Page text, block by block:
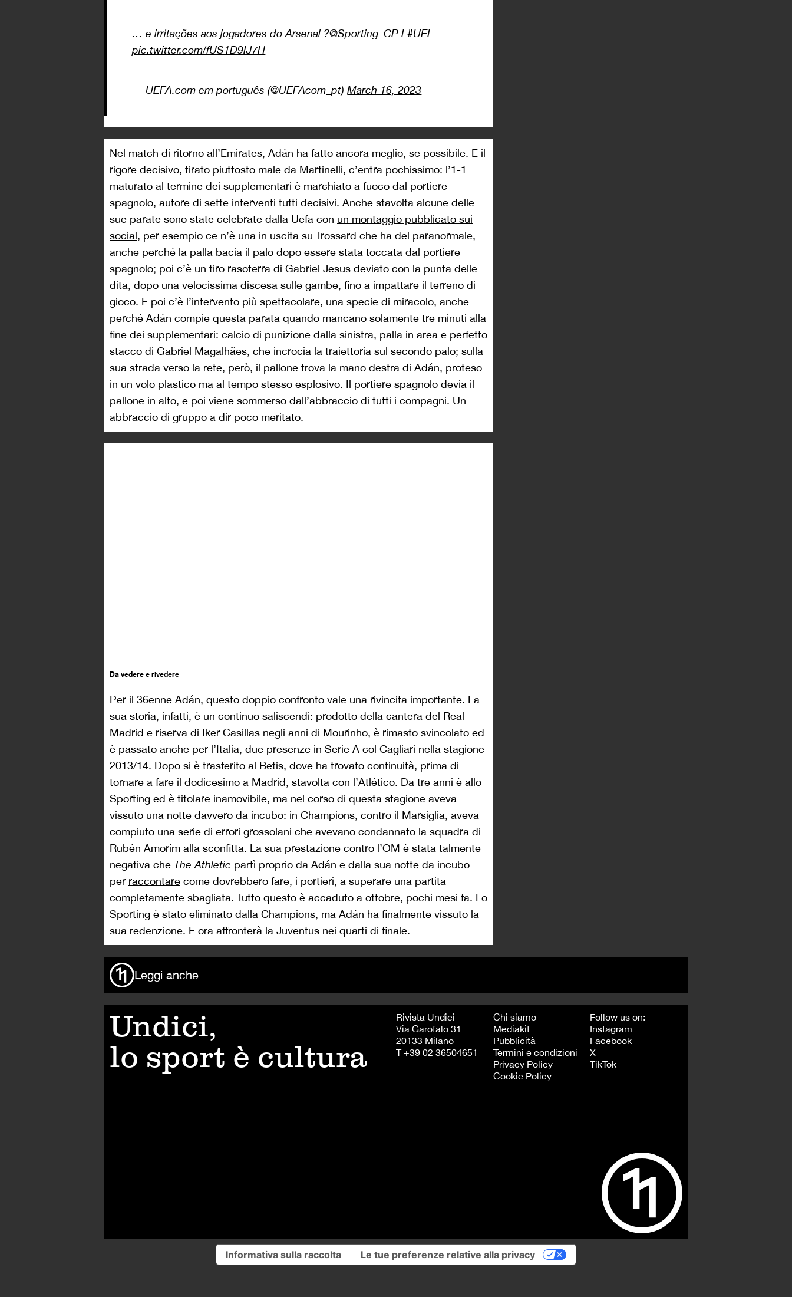
… e irritações aos jogadores do Arsenal ?@Sporting_CP I#UEL
pic.twitter.com/fUS1D9IJ7H
— UEFA.com em português (@UEFAcom_pt)March 16, 2023
Nel match di ritorno all’Emirates, Adán ha fatto ancora meglio, se possibile. E il
rigore decisivo, tirato piuttosto male da Martinelli, c’entra pochissimo: l’1-1
maturato al termine dei supplementari è marchiato a fuoco dal portiere
spagnolo, autore di sette interventi tutti decisivi. Anche stavolta alcune delle
sue parate sono state celebrate dalla Uefa con un montaggio pubblicato sui
social, per esempio ce n’è una in uscita su Trossard che ha del paranormale,
anche perché la palla bacia il palo dopo essere stata toccata dal portiere
spagnolo; poi c’è un tiro rasoterra di Gabriel Jesus deviato con la punta delle
dita, dopo una velocissima discesa sulle gambe, fino a impattare il terreno di
gioco. E poi c’è l’intervento più spettacolare, una specie di miracolo, anche
perché Adán compie questa parata quando mancano solamente tre minuti alla
fine dei supplementari: calcio di punizione dalla sinistra, palla in area e perfetto
stacco di Gabriel Magalhães, che incrocia la traiettoria sul secondo palo; sulla
sua strada verso la rete, però, il pallone trova la mano destra di Adán, proteso
in un volo plastico ma al tempo stesso esplosivo. Il portiere spagnolo devia il
pallone in alto, e poi viene sommerso dall’abbraccio di tutti i compagni. Un
abbraccio di gruppo a dir poco meritato.
Da vedere e rivedere
Per il 36enne Adán, questo doppio confronto vale una rivincita importante. La
sua storia, infatti, è un continuo saliscendi: prodotto della cantera del Real
Madrid e riserva di Iker Casillas negli anni di Mourinho, è rimasto svincolato ed
è passato anche per l’Italia, due presenze in Serie A col Cagliari nella stagione
2013/14. Dopo si è trasferito al Betis, dove ha trovato continuità, prima di
tornare a fare il dodicesimo a Madrid, stavolta con l’Atlético. Da tre anni è allo
Sporting ed è titolare inamovibile, ma nel corso di questa stagione aveva
vissuto una notte davvero da incubo: in Champions, contro il Marsiglia, aveva
compiuto una serie di errori grossolani che avevano condannato la squadra di
Rubén Amorím alla sconfitta. La sua prestazione contro l’OM è stata talmente
negativa che The Athletic partì proprio da Adán e dalla sua notte da incubo
per raccontare come dovrebbero fare, i portieri, a superare una partita
completamente sbagliata. Tutto questo è accaduto a ottobre, pochi mesi fa. Lo
Sporting è stato eliminato dalla Champions, ma Adán ha finalmente vissuto la
sua redenzione. E ora affronterà la Juventus nei quarti di finale.
Leggi anche
Undici,
lo sport è cultura
Rivista Undici
Via Garofalo 31
20133 Milano
T +39 02 36504651
Chi siamo
Mediakit
Pubblicità
Termini e condizioni
Privacy Policy
Cookie Policy
Follow us on:
Instagram
Facebook
X
TikTok
Informativa sulla raccolta Le tue preferenze relative alla privacy